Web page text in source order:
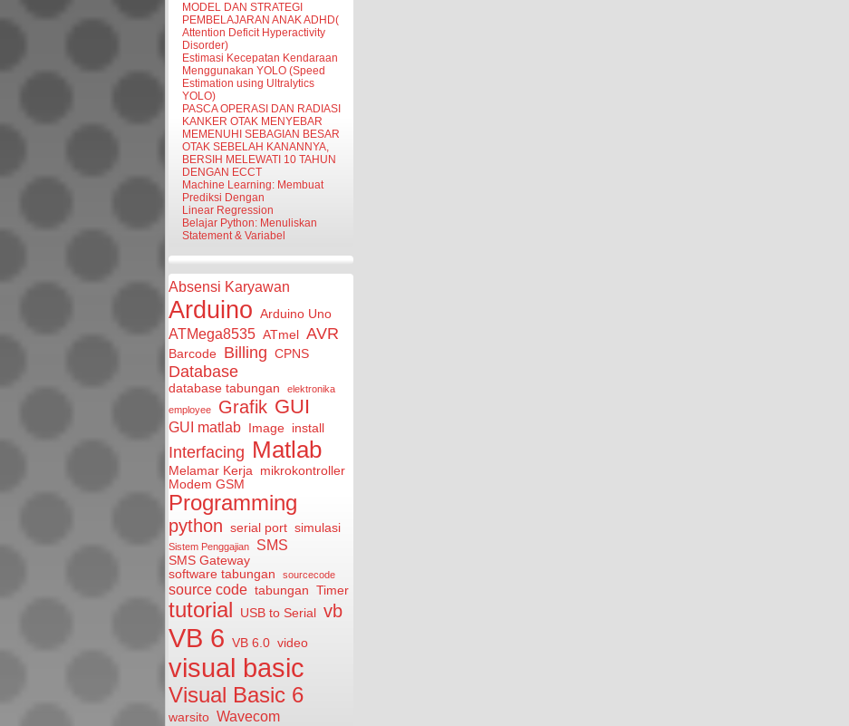
MODEL DAN STRATEGI
PEMBELAJARAN ANAK ADHD(
Attention Deficit Hyperactivity
Disorder)
Estimasi Kecepatan Kendaraan
Menggunakan YOLO (Speed
Estimation using Ultralytics
YOLO)
PASCA OPERASI DAN RADIASI
KANKER OTAK MENYEBAR
MEMENUHI SEBAGIAN BESAR
OTAK SEBELAH KANANNYA,
BERSIH MELEWATI 10 TAHUN
DENGAN ECCT
Machine Learning: Membuat
Prediksi Dengan
Linear Regression
Belajar Python: Menuliskan
Statement & Variabel
Absensi Karyawan
Arduino Arduino Uno
ATMega8535 ATmel AVR
Barcode Billing CPNS
Database
database tabungan
elektronika
employee
Grafik GUI
GUI matlab Image install
Interfacing Matlab
Melamar Kerja mikrokontroller
Modem GSM
Programming
python serial port simulasi
Sistem Penggajian SMS
SMS Gateway
software tabungan
sourcecode
source code tabungan Timer
tutorial USB to Serial vb
VB 6 VB 6.0 video
visual basic
Visual Basic 6
warsito Wavecom